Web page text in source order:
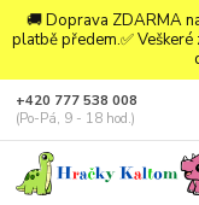
🚚 Doprava ZDARMA
platbě předem.✅
+420 777 538 008
(Po-Pá, 9 - 18 hod.)